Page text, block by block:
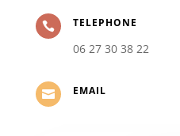
 TELEPHONE
06 27 30 38 22
 EMAIL